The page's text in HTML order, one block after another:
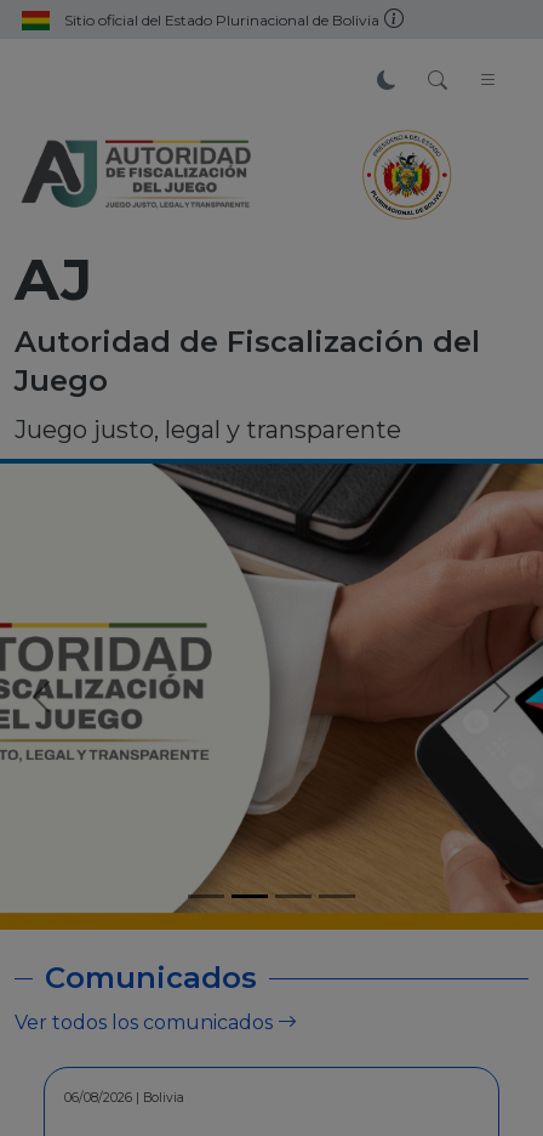
Sitio oficial del Estado Plurinacional de Bolivia
AJ
Autoridad de Fiscalización del
Juego
Juego justo, legal y transparente
Comunicados
Ver todos los comunicados
30/07/2026 | Bolivia